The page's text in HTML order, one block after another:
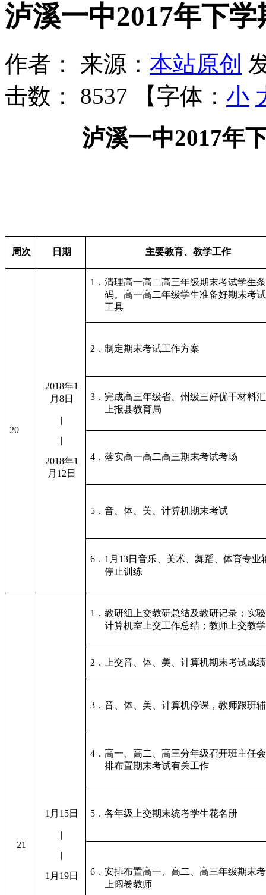
泸溪一中2017年下
作者： 来源： 本站原创
击数： 8537 【字体： 小
泸溪一中2017年
周次 日期 主要教育、教学工作
20
2018年1
月8日
|
|
2018年1
月12日
1．清理高一高二高三年级期末考试学生
码。高一高二年级学生准备好期末考
工具
2．制定期末考试工作方案
3．完成高三年级省、州级三好优干材料
上报县教育局
4．落实高一高二高三期末考试考场
5．音、体、美、计算机期末考试
6．1月13日音乐、美术、舞蹈、体育专业
停止训练
21
1月15日
|
|
1月19日
1．教研组上交教研总结及教研记录；实
计算机室上交工作总结；教师上交教
2．上交音、体、美、计算机期末考试成绩
3．音、体、美、计算机停课，教师跟班
4．高一、高二、高三分年级召开班主任
排布置期末考试有关工作
5．各年级上交期末统考学生花名册
6．安排布置高一、高二、高三年级期末
上阅卷教师